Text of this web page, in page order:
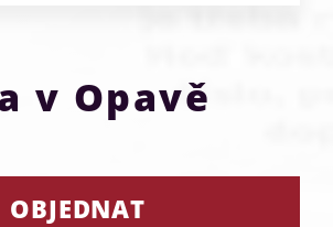
v Opavě
OBJEDNAT